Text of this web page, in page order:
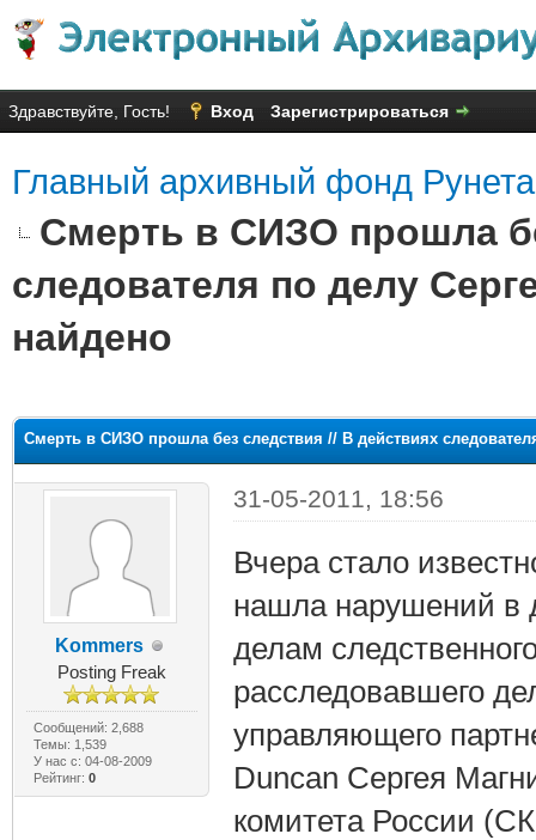
Здравствуйте, Гость! Вход Зарегистрироваться
Главный архивный фонд Рунета
Смерть в СИЗО прошла
следователя по делу
найдено
Смерть в СИЗО прошла без следствия // В действиях
Kommers
Posting Freak
Сообщений: 2,688
Темы: 1,539
У нас с: 04-08-2009
Рейтинг: 0
31-05-2011, 18:56
Вчера стало
нашла нарушений в
делам
расследовавшего
управляющего
Duncan Сергея
комитета России